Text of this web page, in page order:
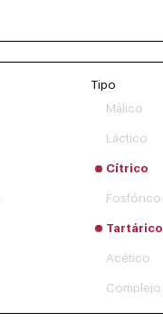
Tipo
Málico
Láctico
Cítrico
Fosfórico
Tartárico
Acético
Complejo